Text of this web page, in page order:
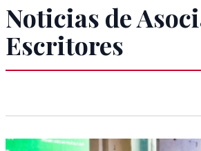
Noticias de
Escritores